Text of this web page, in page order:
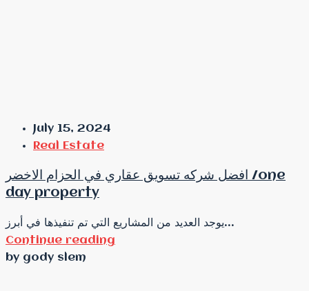
July 15, 2024
Real Estate
افضل شركه تسويق عقاري في الحزام الاخضر /one
day property
يوجد العديد من المشاريع التي تم تنفيذها في أبرز...
Continue reading
by gody slem